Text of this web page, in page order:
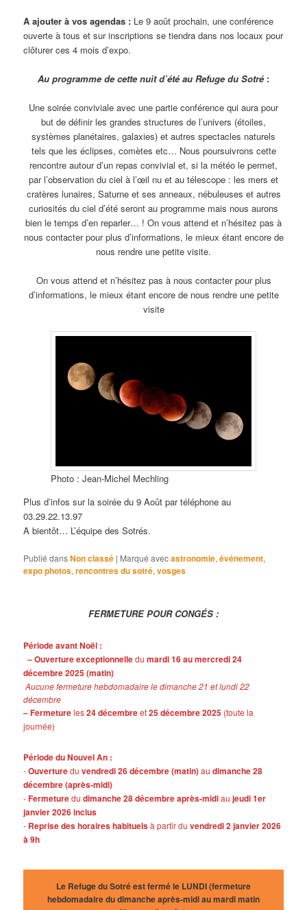
A ajouter à vos agendas : Le 9 août prochain, une conférence
ouverte à tous et sur inscriptions se tiendra dans nos locaux pour
clôturer ces 4 mois d’expo.
Au programme de cette nuit d’été au Refuge du Sotré :
Une soirée conviviale avec une partie conférence qui aura pour
but de définir les grandes structures de l’univers (étoiles,
systèmes planétaires, galaxies) et autres spectacles naturels
tels que les éclipses, comètes etc… Nous poursuivrons cette
rencontre autour d’un repas convivial et, si la météo le permet,
par l’observation du ciel à l’œil nu et au télescope : les mers et
cratères lunaires, Saturne et ses anneaux, nébuleuses et autres
curiosités du ciel d’été seront au programme mais nous aurons
bien le temps d’en reparler… ! On vous attend et n’hésitez pas à
nous contacter pour plus d’informations, le mieux étant encore de
nous rendre une petite visite.
On vous attend et n’hésitez pas à nous contacter pour plus
d’informations, le mieux étant encore de nous rendre une petite
visite
Photo : Jean-Michel Mechling
Plus d’infos sur la soirée du 9 Août par téléphone au
03.29.22.13.97
A bientôt… L’équipe des Sotrés.
Publié dansNon classé | Marqué avecastronomie,événement,
expo photos,rencontres du sotré,vosges
FERMETURE POUR CONGÉS :
Période avant Noël :
– Ouverture exceptionnelledumardi 16 au mercredi 24
décembre 2025 (matin)
Aucune fermeture hebdomadaire le dimanche 21 et lundi 22
décembre
– Fermetureles24 décembreet25 décembre 2025 (toute la
journée)
Période du Nouvel An :
-Ouvertureduvendredi 26 décembre (matin)audimanche 28
décembre (après-midi)
-Fermeturedudimanche 28 décembre après-midiaujeudi 1er
janvier 2026 inclus
- Reprise des horaires habituelsà partir duvendredi 2 janvier 2026
à 9h
Le Refuge du Sotré est fermé le LUNDI (fermeture
hebdomadaire du dimanche après-midi au mardi matin